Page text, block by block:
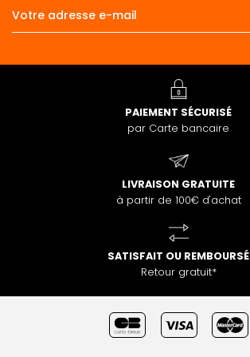
PAIEMENT SÉCURISÉ
par Carte bancaire
LIVRAISON GRATUITE
à partir de 100€ d'achat
SATISFAIT OU REMBOURSÉ
Retour gratuit*